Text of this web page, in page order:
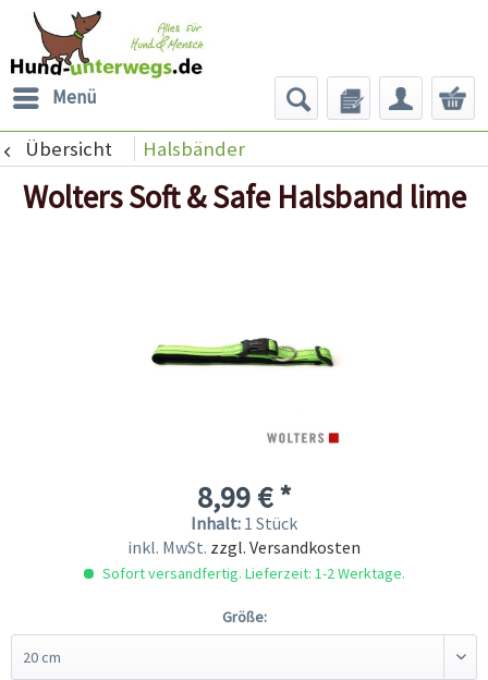
Menü
Übersicht Halsbänder
Wolters Soft & Safe Halsband lime
8,99 € *
Inhalt: 1 Stück
inkl. MwSt. zzgl. Versandkosten
Sofort versandfertig. Lieferzeit: 1-2 Werktage.
Größe: